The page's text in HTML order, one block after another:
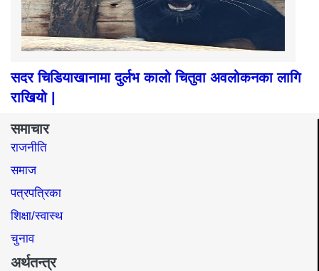
सदर चिडियाखानामा दुर्लभ कालो चितुवा अवलोकनका लागि
राखियो |
समाचार
राजनीति
समाज​
पत्रपत्रिका
शिक्षा/स्वास्थ
चुनाव
अर्थतन्त्र